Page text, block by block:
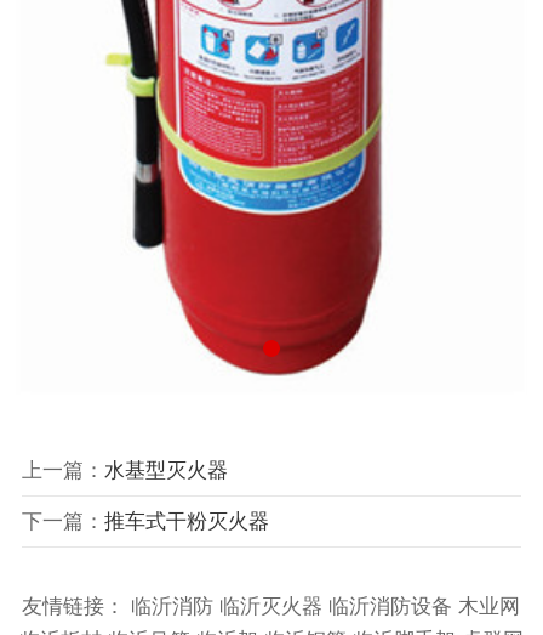
上一篇： 水基型灭火器
下一篇： 推车式干粉灭火器
友情链接： 临沂消防 临沂灭火器 临沂消防设备木业网